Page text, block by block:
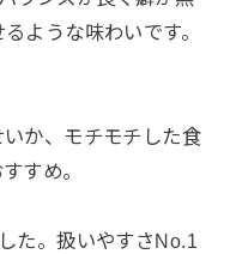
ような味わいです。
か、モチモチした食
すめ。
た。扱いやすさNo.1